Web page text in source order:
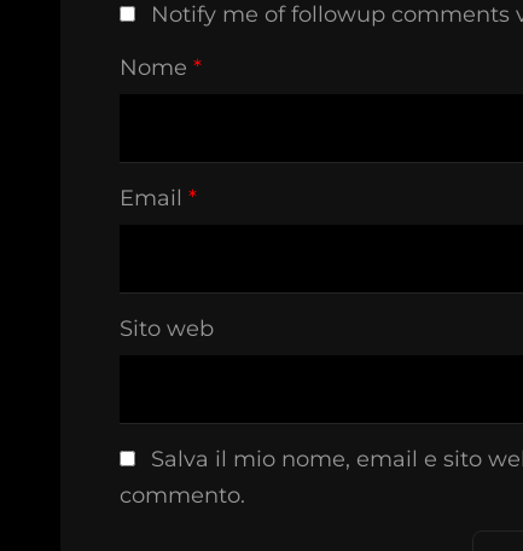
Notify me of followup comments
Nome *
Email *
Sito web
Salva il mio nome, email e sito
commento.